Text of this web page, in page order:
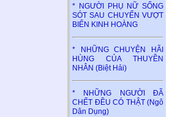
* NGƯỜI PHỤ NỮ SỐNG
SÓT SAU CHUYẾN VƯỢT
BIỂN KINH HOÀNG
* NHỮNG CHUYỆN HÃI
HÙNG CỦA THUYỀN
NHÂN (Biệt Hải)
* NHỮNG NGƯỜI ĐÃ
CHẾT ĐỀU CÓ THẬT (Ngô
Dân Dụng)